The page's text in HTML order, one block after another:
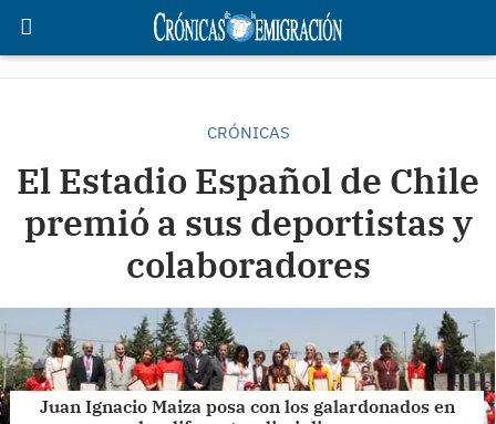
CRÓNICAS
El Estadio Español de Chile
premió a sus deportistas y
colaboradores
Juan Ignacio Maiza posa con los galardonados en